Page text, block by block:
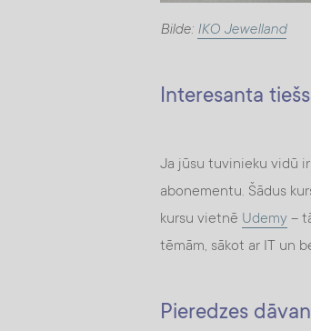
Bilde: IKO Jewelland
Interesanta
Ja jūsu tuvinieku vidū
abonementu. Šādus
kursu vietnē Udemy –
tēmām, sākot ar IT un
Pieredzes